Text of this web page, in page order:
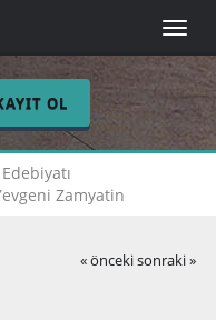
Toggle
OL
Zamyatin
« önceki sonraki »